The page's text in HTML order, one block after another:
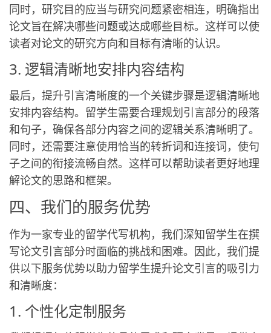
同时，研究目的应当与研究问题紧密相连，明确指出
论文旨在解决哪些问题或达成哪些目标。这样可以使
读者对论文的研究方向和目标有清晰的认识。
3. 逻辑清晰地安排内容结构
最后，提升引言清晰度的一个关键步骤是逻辑清晰地
安排内容结构。留学生需要合理规划引言部分的段落
和句子，确保各部分内容之间的逻辑关系清晰明了。
同时，还需要注意使用恰当的转折词和连接词，使句
子之间的衔接流畅自然。这样可以帮助读者更好地理
解论文的思路和框架。
四、我们的服务优势
作为一家专业的留学代写机构，我们深知留学生在撰
写论文引言部分时面临的挑战和困难。因此，我们提
供以下服务优势以助力留学生提升论文引言的吸引力
和清晰度：
1. 个性化定制服务